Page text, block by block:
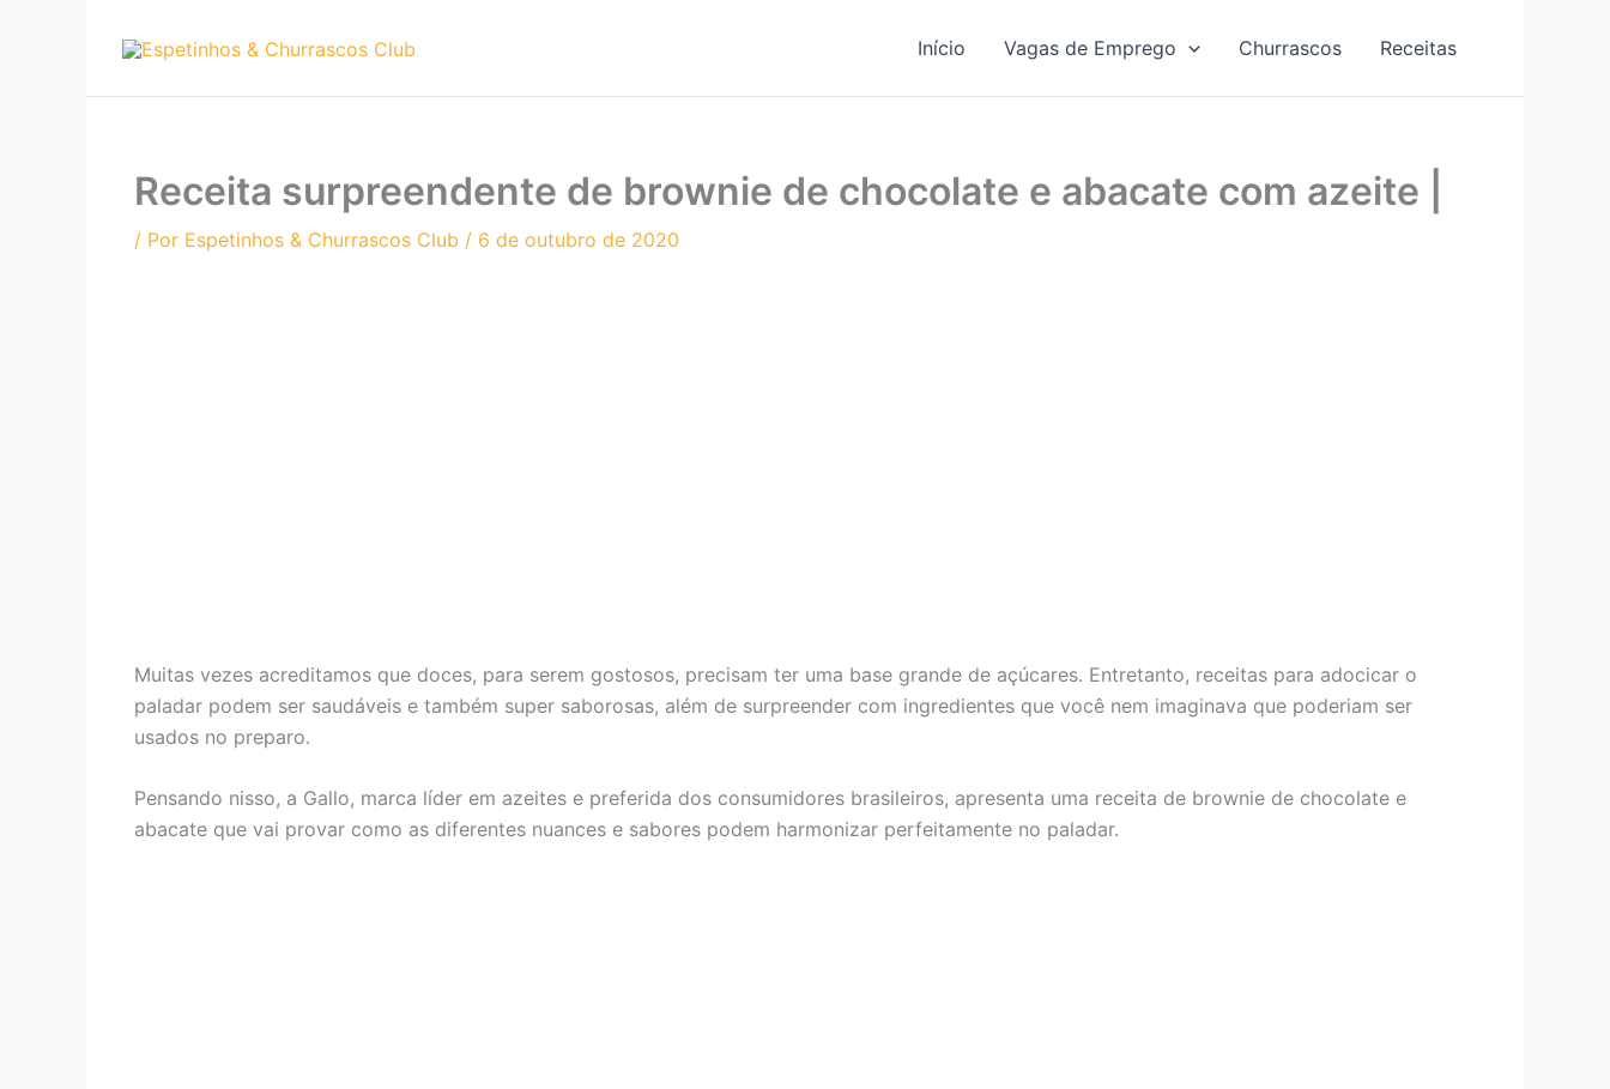
Início Vagas de Emprego Churrascos Receitas
Receita surpreendente de brownie de chocolate e abacate com azeite |
/ Por Espetinhos & Churrascos Club / 6 de outubro de 2020
Muitas vezes acreditamos que doces, para serem gostosos, precisam ter uma base grande de açúcares. Entretanto, receitas para adocicar o
paladar podem ser saudáveis e também super saborosas, além de surpreender com ingredientes que você nem imaginava que poderiam ser
usados no preparo.
Pensando nisso, a Gallo, marca líder em azeites e preferida dos consumidores brasileiros, apresenta uma receita de brownie de chocolate e
abacate que vai provar como as diferentes nuances e sabores podem harmonizar perfeitamente no paladar.